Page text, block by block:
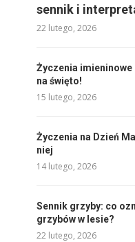
sennik i
22 lutego, 2026
Życzenia imieninowe
na święto!
15 lutego, 2026
Życzenia na Dzień
niej
14 lutego, 2026
Sennik grzyby: co
grzybów w lesie?
22 lutego, 2026